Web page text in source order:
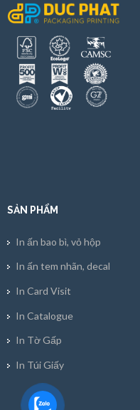
SẢN PHẨM
In ấn bao bì, vỏ hộp
In ấn tem nhãn, decal
In Card Visit
In Catalogue
In Tờ Gấp
In Túi Giấy